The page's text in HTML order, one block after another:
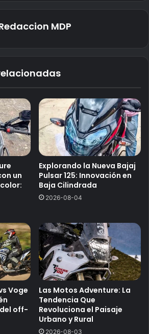
MDP
un
Explorando la Nueva Bajaj
Pulsar 125: Innovación en
Baja Cilindrada
2026-08-04
Voge
off-
Las Motos Adventure: La
Tendencia Que
Revoluciona el Paisaje
Urbano y Rural
2026-08-03